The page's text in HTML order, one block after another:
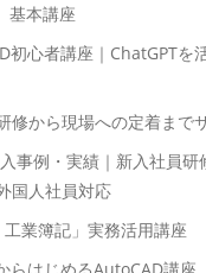
基本講座
初心者講座｜ChatGPTを
修から現場への定着まで
事例・実績｜新入社員研
国人社員対応
工業簿記」実務活用講座